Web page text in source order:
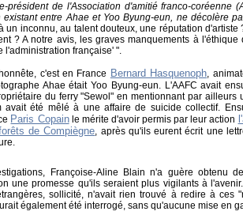
président de l'Association d'amitié franco-coréenne
entre Ahae et Yoo Byung-eun, ne décolère
un inconnu, au talent douteux, une réputation d'artiste
? A notre avis, les graves manquements à
l'administration française' ".
c'est en France Bernard Hasquenoph,
Ahae était Yoo Byung-eun. L'AAFC avait
du ferry "Sewol" en mentionnant par ailleurs
avait été mêlé à une affaire de suicide collectif.
Paris Copainle mérite d'avoir permis par leur action
de Compiègne, après qu'ils eurent écrit une
Françoise-Aline Blain n'a guère obtenu
une promesse qu'ils seraient plus vigilants à
sollicité, n'avait rien trouvé à redire à ces
également été interrogé, sans qu'aucune mise en